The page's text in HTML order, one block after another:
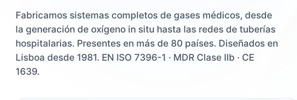
Fabricamos sistemas completos de gases médicos, desde
la generación de oxígeno in situ hasta las redes de tuberías
hospitalarias. Presentes en más de 80 países. Diseñados en
Lisboa desde 1981. EN ISO 7396-1 · MDR Clase IIb · CE
1639.